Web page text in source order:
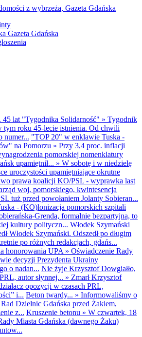
Gazeta Gdańska
45 lat "Tygodnika Solidarność" » Tygodnik
tym roku 45-lecie istnienia. Od chwili
numer... "TOP 20" w enklawie Tuska -
na Pomorzu » Przy 3,4 proc. inflacji
pomorskiej nomenklatury
upamiętnił... » W sobotę i w niedzielę
uroczystości upamiętniające okrutne
prawa koalicji KO/PSL - wyprawka last
woj. pomorskiego, kwintesencja
tuż przed powołaniem Jolanty Sobieran...
- (KO)lonizacja pomorskich szpitali
Grenda, formalnie bezpartyjna, to
kultury polityczn... Włodek Szymański
Włodek Szymański. Odszedł po długim
po różnych redakcjach, gdańs...
honorowania UPA » Oświadczenie Rady
decyzji Prezydenta Ukrainy
o nadan... Nie żyje Krzysztof Dowgiałło,
autor słynnej... » Zmarł Krzysztof
opozycji w czasach PRL,
i... Beton twardy... » Informowaliśmy o
Dzielnic Gdańska przed Żakiem,
z... Kruszenie betonu » W czwartek, 18
Miasta Gdańska (dawnego Żaku)